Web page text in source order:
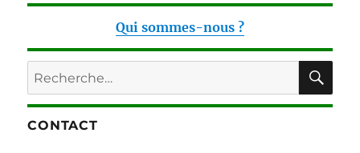
Qui sommes-nous ?
Recherche
pour :
CONTACT